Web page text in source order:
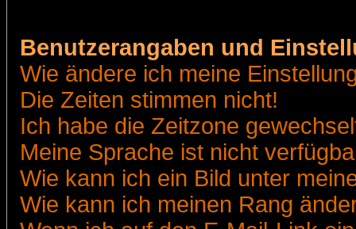
Benutzerangaben und
Wie ändere ich meine
Die Zeiten stimmen nicht!
Ich habe die Zeitzone
Meine Sprache ist nicht
Wie kann ich ein Bild unter
Wie kann ich meinen Rang